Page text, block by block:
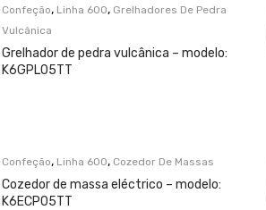
Confeção, Linha 600, Grelhadores De Pedra
Vulcânica
Grelhador de pedra vulcânica – modelo:
K6GPL05TT
Confeção, Linha 600, Cozedor De Massas
Cozedor de massa eléctrico – modelo:
K6ECP05TT